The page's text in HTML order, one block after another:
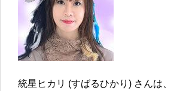
統星ヒカリ (すばるひかり) さんは、